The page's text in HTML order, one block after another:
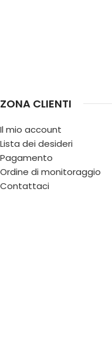
ZONA CLIENTI
Il mio account
Lista dei desideri
Pagamento
Ordine di monitoraggio
Contattaci